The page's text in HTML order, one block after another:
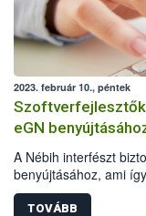
2023. február 10., péntek
eGN
A Nébih interfészt
benyújtásához, ami
gazdálkodók
TOVÁBB